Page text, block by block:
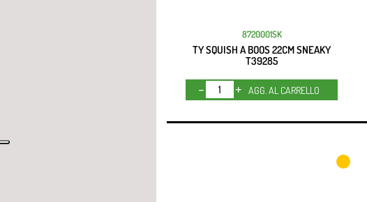
8720001SK
TY SQUISH A BOOS 22CM SNEAKY
T39285
Quantità
AGG. AL CARRELLO